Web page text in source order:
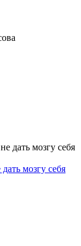
мозгу себя